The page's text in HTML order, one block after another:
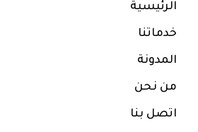
الرئيسية
خدماتنا
المدونة
من نحن
اتصل بنا